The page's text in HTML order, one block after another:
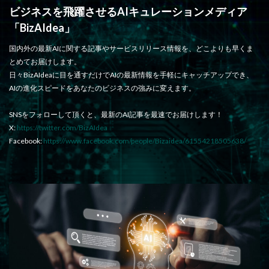
ビジネスを飛躍させるAIキュレーションメディア
「BizAIdea」
国内外の最新AIに関する記事やサービスリリース情報を、どこよりも早くま
とめてお届けします。
日々BizAIdeaに目を通すだけでAIの最新情報を手軽にキャッチアップでき、
AIの進化スピードをあなたのビジネスの強みに変えます。
SNSをフォローして頂くと、最新のAI記事を最速でお届けします！
X: https://twitter.com/BizAIdea
Facebook: https://www.facebook.com/people/Bizaidea/61554218505638/